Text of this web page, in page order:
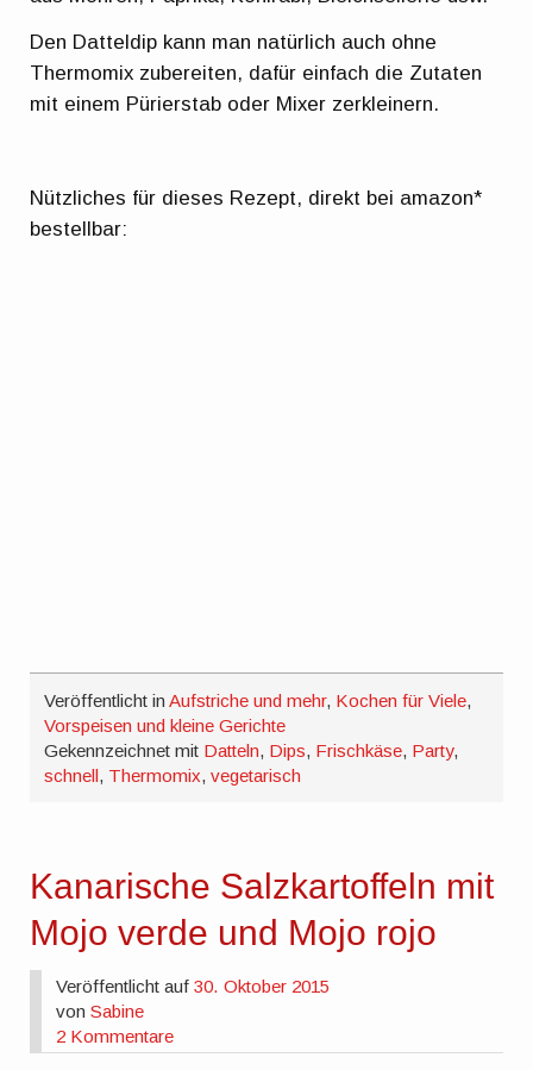
Den Datteldip kann man natürlich auch ohne
Thermomix zubereiten, dafür einfach die Zutaten
mit einem Pürierstab oder Mixer zerkleinern.
Nützliches für dieses Rezept, direkt bei amazon*
bestellbar:
Veröffentlicht inAufstriche und mehr, Kochen für Viele,
Vorspeisen und kleine Gerichte
Gekennzeichnet mit Datteln, Dips, Frischkäse, Party,
schnell, Thermomix,vegetarisch
Kanarische Salzkartoffeln mit
Mojo verde und Mojo rojo
Veröffentlicht auf30. Oktober 2015
vonSabine
2 Kommentare